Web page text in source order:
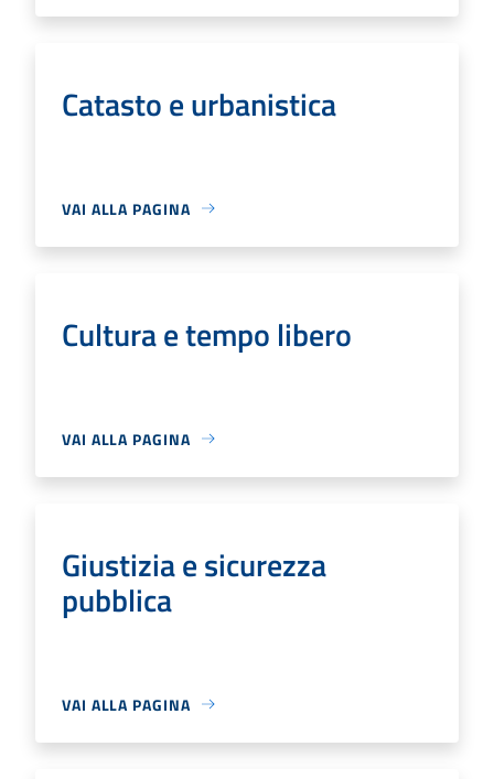
Catasto e urbanistica
VAI ALLA PAGINA
Cultura e tempo libero
VAI ALLA PAGINA
Giustizia e sicurezza
pubblica
VAI ALLA PAGINA